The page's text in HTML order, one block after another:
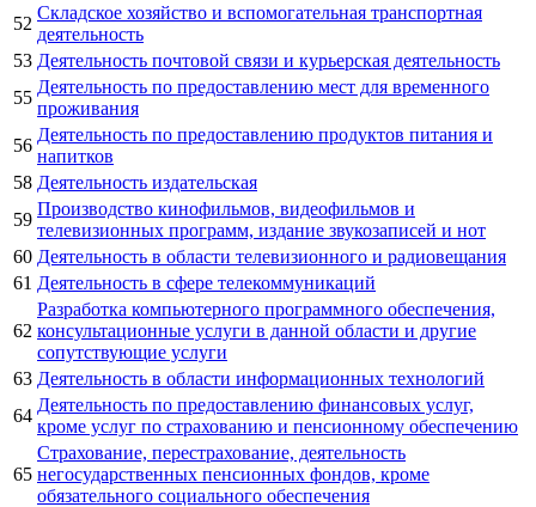
52
Складское хозяйство и вспомогательная транспортная
деятельность
53 Деятельность почтовой связи и курьерская деятельность
55
Деятельность по предоставлению мест для временного
проживания
56
Деятельность по предоставлению продуктов питания и
напитков
58 Деятельность издательская
59
Производство кинофильмов, видеофильмов и
телевизионных программ, издание звукозаписей и нот
60 Деятельность в области телевизионного и радиовещания
61 Деятельность в сфере телекоммуникаций
62
Разработка компьютерного программного обеспечения,
консультационные услуги в данной области и другие
сопутствующие услуги
63 Деятельность в области информационных технологий
64
Деятельность по предоставлению финансовых услуг,
кроме услуг по страхованию и пенсионному обеспечению
65
Страхование, перестрахование, деятельность
негосударственных пенсионных фондов, кроме
обязательного социального обеспечения